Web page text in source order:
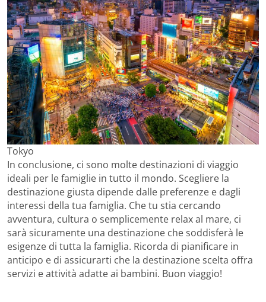
Tokyo
In conclusione, ci sono molte destinazioni di viaggio
ideali per le famiglie in tutto il mondo. Scegliere la
destinazione giusta dipende dalle preferenze e dagli
interessi della tua famiglia. Che tu stia cercando
avventura, cultura o semplicemente relax al mare, ci
sarà sicuramente una destinazione che soddisferà le
esigenze di tutta la famiglia. Ricorda di pianificare in
anticipo e di assicurarti che la destinazione scelta offra
servizi e attività adatte ai bambini. Buon viaggio!